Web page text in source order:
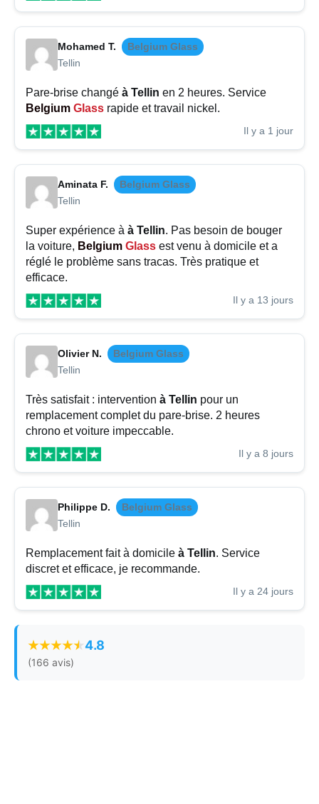
Mohamed T.
Belgium Glass
Tellin
Pare-brise changé à Tellin en 2 heures. Service
Belgium Glass rapide et travail nickel.
Il y a 1 jour
Aminata F.
Belgium Glass
Tellin
Super expérience à à Tellin. Pas besoin de bouger
la voiture, Belgium Glass est venu à domicile et a
réglé le problème sans tracas. Très pratique et
efficace.
Il y a 13 jours
Olivier N.
Belgium Glass
Tellin
Très satisfait : intervention à Tellin pour un
remplacement complet du pare-brise. 2 heures
chrono et voiture impeccable.
Il y a 8 jours
Philippe D.
Belgium Glass
Tellin
Remplacement fait à domicile à Tellin. Service
discret et efficace, je recommande.
Il y a 24 jours
4.8
(166 avis)